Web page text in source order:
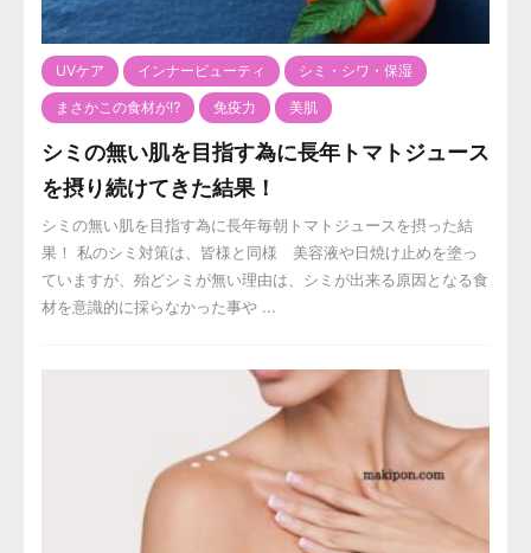
UVケア インナービューティ シミ・シワ・保湿
まさかこの食材が⁉️ 免疫力 美肌
シミの無い肌を目指す為に長年トマトジュース
を摂り続けてきた結果！
シミの無い肌を目指す為に長年毎朝トマトジュースを摂った結
果！ 私のシミ対策は、皆様と同様 美容液や日焼け止めを塗っ
ていますが、殆どシミが無い理由は、シミが出来る原因となる食
材を意識的に採らなかった事や ...